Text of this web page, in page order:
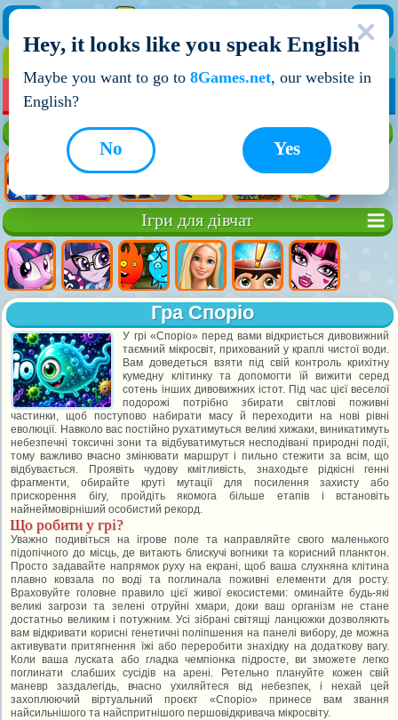
НОВІ ІГРИ
Ігри для дівчат
Гра Споріо
У грі «Споріо» перед вами відкриється дивовижний
таємний мікросвіт, прихований у краплі чистої води.
Вам доведеться взяти під свій контроль крихітну
кумедну клітинку та допомогти їй вижити серед
сотень інших дивовижних істот. Під час цієї веселої
подорожі потрібно збирати світлові поживні
частинки, щоб поступово набирати масу й переходити на нові рівні
еволюції. Навколо вас постійно рухатимуться великі хижаки, виникатимуть
небезпечні токсичні зони та відбуватимуться несподівані природні події,
тому важливо вчасно змінювати маршрут і пильно стежити за всім, що
відбувається. Проявіть чудову кмітливість, знаходьте рідкісні генні
фрагменти, обирайте круті мутації для посилення захисту або
прискорення бігу, пройдіть якомога більше етапів і встановіть
найнеймовірніший особистий рекорд.
Що робити у грі?
Уважно подивіться на ігрове поле та направляйте свого маленького
підопічного до місць, де витають блискучі вогники та корисний планктон.
Просто задавайте напрямок руху на екрані, щоб ваша слухняна клітина
плавно ковзала по воді та поглинала поживні елементи для росту.
Враховуйте головне правило цієї живої екосистеми: оминайте будь-які
великі загрози та зелені отруйні хмари, доки ваш організм не стане
достатньо великим і потужним. Усі зібрані світящі ланцюжки дозволяють
вам відкривати корисні генетичні поліпшення на панелі вибору, де можна
активувати притягнення їжі або переробити знахідку на додаткову вагу.
Коли ваша луската або гладка чемпіонка підросте, ви зможете легко
поглинати слабших сусідів на арені. Ретельно плануйте кожен свій
маневр заздалегідь, вчасно ухиляйтеся від небезпек, і нехай цей
захоплюючий віртуальний проєкт «Споріо» принесе вам звання
найсильнішого та найспритнішого першовідкривача мікросвіту.
Hey, it looks like you speak English
Maybe you want to go to 8Games.net, our website in
English?
Yes
No